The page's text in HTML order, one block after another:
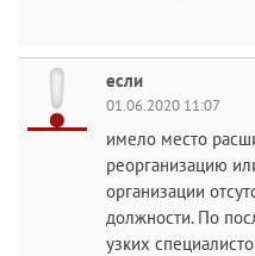
если
01.06.2020 11:07
имело место
реорганизацию
организации
должности. По
узких